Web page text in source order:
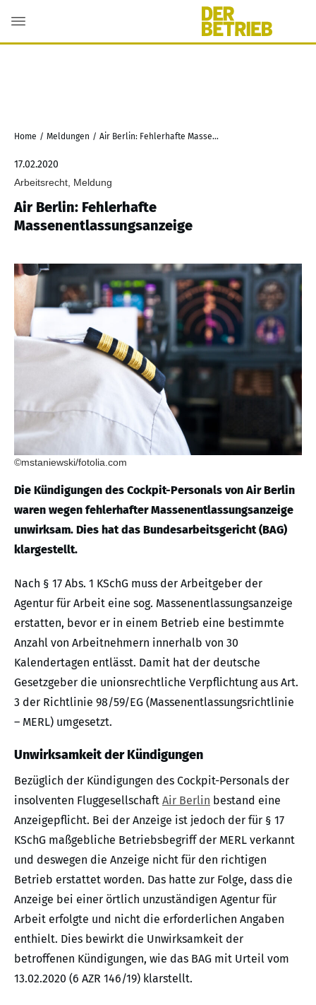
Home / Meldungen / Air Berlin: Fehlerhafte Massenentlassungsanzeige
17.02.2020
Arbeitsrecht, Meldung
Air Berlin: Fehlerhafte
Massenentlassungsanzeige
©mstaniewski/fotolia.com
Die Kündigungen des Cockpit-Personals von Air Berlin
waren wegen fehlerhafter Massenentlassungsanzeige
unwirksam. Dies hat das Bundesarbeitsgericht (BAG)
klargestellt.
Nach § 17 Abs. 1 KSchG muss der Arbeitgeber der
Agentur für Arbeit eine sog. Massenentlassungsanzeige
erstatten, bevor er in einem Betrieb eine bestimmte
Anzahl von Arbeitnehmern innerhalb von 30
Kalendertagen entlässt. Damit hat der deutsche
Gesetzgeber die unionsrechtliche Verpflichtung aus Art.
3 der Richtlinie 98/59/EG (Massenentlassungsrichtlinie
– MERL) umgesetzt.
Unwirksamkeit der Kündigungen
Bezüglich der Kündigungen des Cockpit-Personals der
insolventen Fluggesellschaft Air Berlin bestand eine
Anzeigepflicht. Bei der Anzeige ist jedoch der für § 17
KSchG maßgebliche Betriebsbegriff der MERL verkannt
und deswegen die Anzeige nicht für den richtigen
Betrieb erstattet worden. Das hatte zur Folge, dass die
Anzeige bei einer örtlich unzuständigen Agentur für
Arbeit erfolgte und nicht die erforderlichen Angaben
enthielt. Dies bewirkt die Unwirksamkeit der
betroffenen Kündigungen, wie das BAG mit Urteil vom
13.02.2020 (6 AZR 146/19) klarstellt.